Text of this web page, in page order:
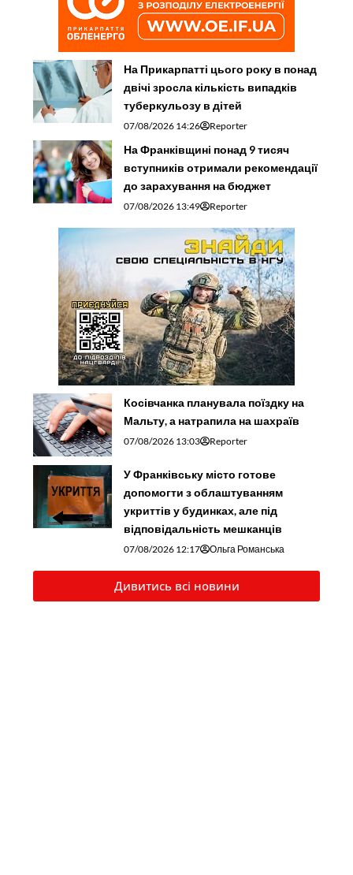
На Прикарпатті цього року в понад
двічі зросла кількість випадків
туберкульозу в дітей
07/08/2026 14:26 Reporter
На Франківщині понад 9 тисяч
вступників отримали рекомендації
до зарахування на бюджет
07/08/2026 13:49 Reporter
Косівчанка планувала поїздку на
Мальту, а натрапила на шахраїв
07/08/2026 13:03 Reporter
У Франківську місто готове
допомогти з облаштуванням
укриттів у будинках, але під
відповідальність мешканців
07/08/2026 12:17 Ольга Романська
Дивитись всі новини